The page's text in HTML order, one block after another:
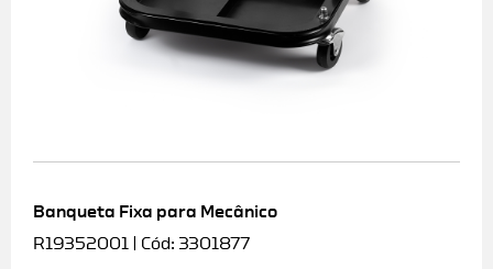
Banqueta Fixa para Mecânico
R19352001 | Cód: 3301877